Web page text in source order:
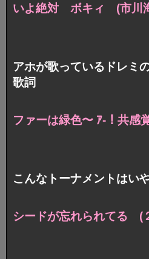
いよ絶対 ボキィ (市川
アホが歌っているドレミ
歌詞
ファーは緑色〜 ｱ-！共
こんなトーナメントはい
シードが忘れられてる (